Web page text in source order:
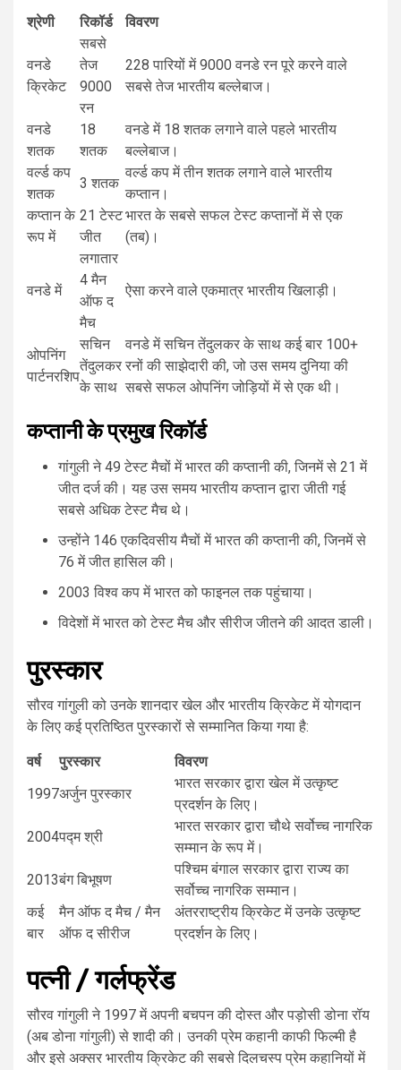
श्रेणी रिकॉर्ड विवरण
वनडे
क्रिकेट
सबसे
तेज
9000
रन
228 पारियों में 9000 वनडे रन पूरे करने वाले
सबसे तेज भारतीय बल्लेबाज।
वनडे
शतक
18
शतक
वनडे में 18 शतक लगाने वाले पहले भारतीय
बल्लेबाज।
वर्ल्ड कप
शतक
3 शतक
वर्ल्ड कप में तीन शतक लगाने वाले भारतीय
कप्तान।
कप्तान के
रूप में
21 टेस्ट
जीत
भारत के सबसे सफल टेस्ट कप्तानों में से एक
(तब)।
वनडे में
लगातार
4 मैन
ऑफ द
मैच
ऐसा करने वाले एकमात्र भारतीय खिलाड़ी।
ओपनिंग
पार्टनरशिप
सचिन
तेंदुलकर
के साथ
वनडे में सचिन तेंदुलकर के साथ कई बार 100+
रनों की साझेदारी की, जो उस समय दुनिया की
सबसे सफल ओपनिंग जोड़ियों में से एक थी।
कप्तानी के प्रमुख रिकॉर्ड
गांगुली ने 49 टेस्ट मैचों में भारत की कप्तानी की, जिनमें से 21 में
जीत दर्ज की। यह उस समय भारतीय कप्तान द्वारा जीती गई
सबसे अधिक टेस्ट मैच थे।
उन्होंने 146 एकदिवसीय मैचों में भारत की कप्तानी की, जिनमें से
76 में जीत हासिल की।
2003 विश्व कप में भारत को फाइनल तक पहुंचाया।
विदेशों में भारत को टेस्ट मैच और सीरीज जीतने की आदत डाली।
पुरस्कार
सौरव गांगुली को उनके शानदार खेल और भारतीय क्रिकेट में योगदान
के लिए कई प्रतिष्ठित पुरस्कारों से सम्मानित किया गया है:
वर्ष पुरस्कार
विवरण
1997अर्जुन पुरस्कार
भारत सरकार द्वारा खेल में उत्कृष्ट
प्रदर्शन के लिए।
2004पद्म श्री
भारत सरकार द्वारा चौथे सर्वोच्च नागरिक
सम्मान के रूप में।
2013बंग बिभूषण
पश्चिम बंगाल सरकार द्वारा राज्य का
सर्वोच्च नागरिक सम्मान।
कई
बार
मैन ऑफ द मैच / मैन
ऑफ द सीरीज
अंतरराष्ट्रीय क्रिकेट में उनके उत्कृष्ट
प्रदर्शन के लिए।
पत्नी / गर्लफ्रेंड
सौरव गांगुली ने 1997 में अपनी बचपन की दोस्त और पड़ोसी डोना रॉय
(अब डोना गांगुली) से शादी की। उनकी प्रेम कहानी काफी फिल्मी है
और इसे अक्सर भारतीय क्रिकेट की सबसे दिलचस्प प्रेम कहानियों में